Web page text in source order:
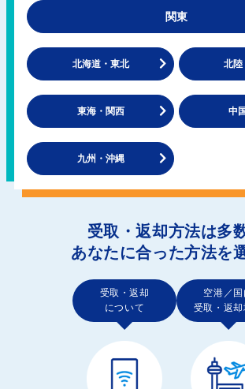
関東
北海道・東北 北陸
東海・関西 中
九州・沖縄
受取・返却方法は多数
あなたに合った方法を
受取・返却
について
空港／国
受取・返却